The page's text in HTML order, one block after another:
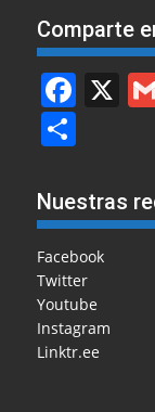
Comparte
F
e
b
o
o
k
X
ar
e
Nuestras
Facebook
Twitter
Youtube
Instagram
Linktr.ee